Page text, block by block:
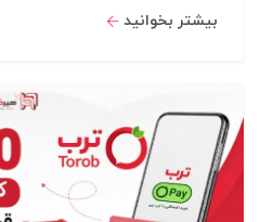
بیشتر بخوانید